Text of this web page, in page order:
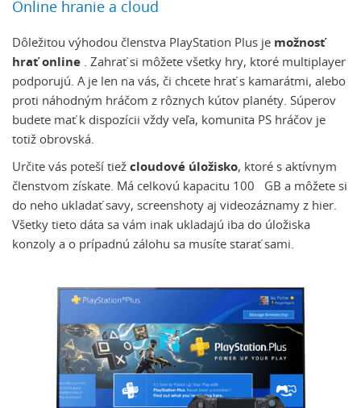
Online hranie a cloud
Dôležitou výhodou členstva PlayStation Plus je možnosť
hrať online
. Zahrať si môžete všetky hry, ktoré multiplayer
podporujú. A je len na vás, či chcete hrať s kamarátmi, alebo
proti náhodným hráčom z rôznych kútov planéty. Súperov
budete mať k dispozícii vždy veľa, komunita PS hráčov je
totiž obrovská.
Určite vás poteší tiež cloudové úložisko, ktoré s aktívnym
členstvom získate. Má celkovú kapacitu 100 GB a môžete si
do neho ukladať savy, screenshoty aj videozáznamy z hier.
Všetky tieto dáta sa vám inak ukladajú iba do úložiska
konzoly a o prípadnú zálohu sa musíte starať sami.